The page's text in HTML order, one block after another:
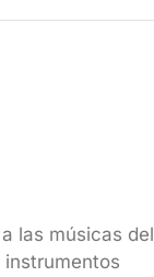
las músicas del